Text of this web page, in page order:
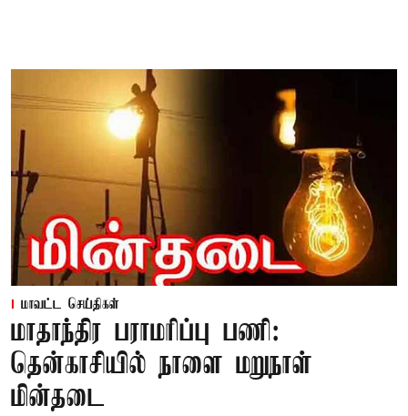
மாவட்ட செய்திகள்
மாதாந்திர பராமரிப்பு பணி:
தென்காசியில் நாளை மறுநாள்
மின்தடை